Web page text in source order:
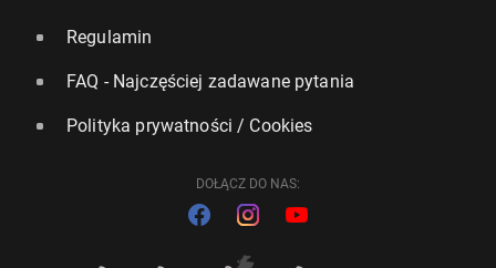
Regulamin
FAQ - Najczęściej zadawane pytania
Polityka prywatności / Cookies
DOŁĄCZ DO NAS: